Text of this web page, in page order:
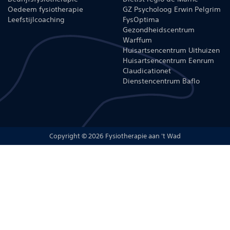
Oedeem fysiotherapie
Leefstijlcoaching
GZ Psycholoog Erwin Pelgrim
FysOptima
Gezondheidscentrum
Warffum
Huisartsencentrum Uithuizen
Huisartsencentrum Eenrum
Claudicationet
Dienstencentrum Baflo
Copyright © 2026 Fysiotherapie aan 't Wad